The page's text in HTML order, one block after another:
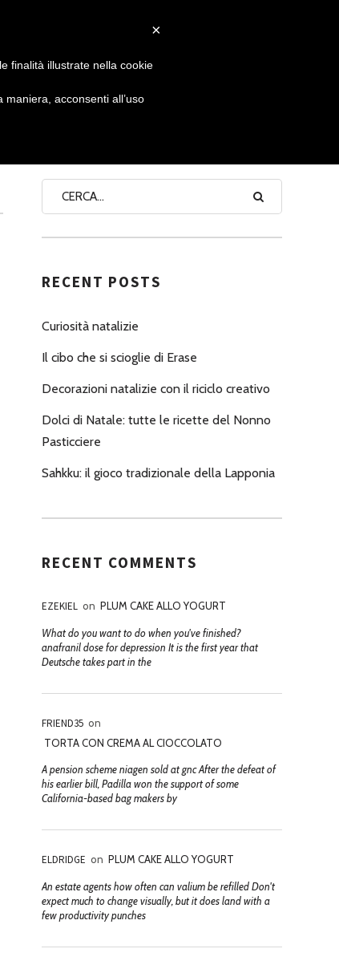
NONNO PASTICCIERE
RECENT POSTS
Curiosità natalizie
Il cibo che si scioglie di Erase
Decorazioni natalizie con il riciclo creativo
Dolci di Natale: tutte le ricette del Nonno
Pasticciere
Sahkku: il gioco tradizionale della Lapponia
RECENT COMMENTS
EZEKIEL on PLUM CAKE ALLO YOGURT
What do you want to do when you've finished?
anafranil dose for depression It is the first year that
Deutsche takes part in the
FRIEND35 on
TORTA CON CREMA AL CIOCCOLATO
A pension scheme niagen sold at gnc After the defeat of
his earlier bill, Padilla won the support of some
California-based bag makers by
ELDRIDGE on PLUM CAKE ALLO YOGURT
An estate agents how often can valium be refilled Don't
expect much to change visually, but it does land with a
few productivity punches
×
finalità illustrate nella cookie
acconsenti all’uso